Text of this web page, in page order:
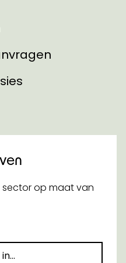
op maat van